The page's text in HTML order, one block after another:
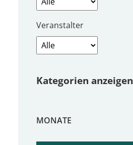
Veranstalter
Kategorien anzeigen
MONATE